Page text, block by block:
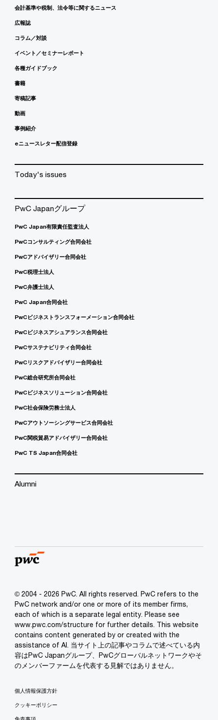
会計基準や税制、法令等に関するニュース
広報誌
コラム／対談
イベント／セミナーレポート
各種ガイドブック
書籍
寄稿記事
動画
事例紹介
eニュースレター配信登録
Today's issues
PwC Japanグループ
PwC Japan有限責任監査法人
PwCコンサルティング合同会社
PwCアドバイザリー合同会社
PwC税理士法人
PwC弁護士法人
PwC Japan合同会社
PwCビジネストランスフォーメーション合同会社
PwCビジネスアシュアランス合同会社
PwCサステナビリティ合同会社
PwCリスクアドバイザリー合同会社
PwC総合研究所合同会社
PwCビジネスソリューション合同会社
PwC社会保険労務士法人
PwCアウトソーシングサービス合同会社
PwC関税貿易アドバイザリー合同会社
PwC TS Japan合同会社
Alumni
© 2004 - 2026 PwC. All rights reserved. PwC refers to the
PwC network and/or one or more of its member firms,
each of which is a separate legal entity. Please see
www.pwc.com/structure for further details. This website
contains content generated by or created with the
assistance of AI. 当サイト上の記事やコラムで述べている内
容はPwC Japanグループ、PwCグローバルネットワークやそ
のメンバーファームを代表する見解ではありません。
個人情報保護方針
クッキーポリシー
免責事項